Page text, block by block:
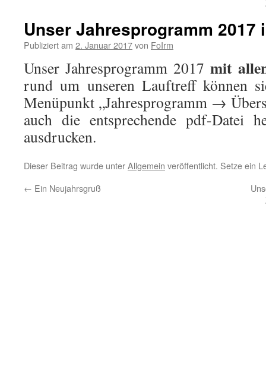
Unser Jahresprogramm 2017
Publiziert am 2. Januar 2017von FoIrm
Unser Jahresprogramm 2017 mit
rund um unseren Lauftreff können
Menüpunkt „Jahresprogramm →
auch die entsprechende pdf-Datei
ausdrucken.
Dieser Beitrag wurde unterAllgemein veröffentlicht. Setze ein
← Ein Neujahrsgruß